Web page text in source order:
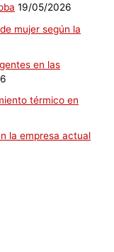
19/05/2026
mujer según la
en las
térmico en
la empresa actual